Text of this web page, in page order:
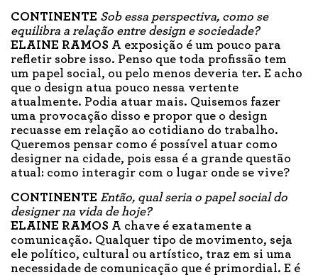
CONTINENTE Sob essa perspectiva, como se
equilibra a relação entre design e sociedade?
ELAINE RAMOS A exposição é um pouco para
refletir sobre isso. Penso que toda profissão tem
um papel social, ou pelo menos deveria ter. E acho
que o design atua pouco nessa vertente
atualmente. Podia atuar mais. Quisemos fazer
uma provocação disso e propor que o design
recuasse em relação ao cotidiano do trabalho.
Queremos pensar como é possível atuar como
designer na cidade, pois essa é a grande questão
atual: como interagir com o lugar onde se vive?
CONTINENTE Então, qual seria o papel social do
designer na vida de hoje?
ELAINE RAMOS A chave é exatamente a
comunicação. Qualquer tipo de movimento, seja
ele político, cultural ou artístico, traz em si uma
necessidade de comunicação que é primordial. E é